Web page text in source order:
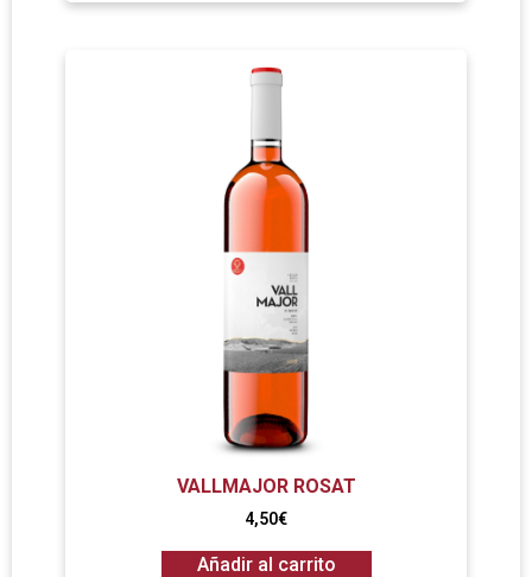
VALLMAJOR ROSAT
4,50€
Añadir al carrito